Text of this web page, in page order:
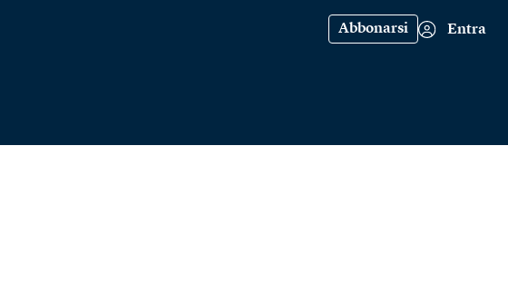
Abbonarsi Entra